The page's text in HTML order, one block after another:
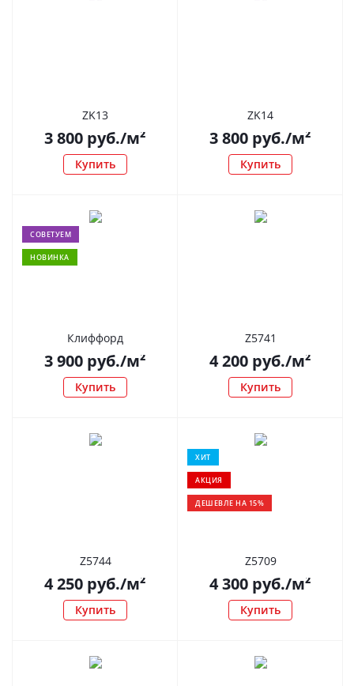
ZK13
3 800 руб./м²
Купить
ZK14
3 800 руб./м²
Купить
СОВЕТУЕМ
НОВИНКА
Клиффорд
3 900 руб./м²
Купить
Z5741
4 200 руб./м²
Купить
Z5744
4 250 руб./м²
Купить
ХИТ
АКЦИЯ
ДЕШЕВЛЕ НА 15%
Z5709
4 300 руб./м²
Купить